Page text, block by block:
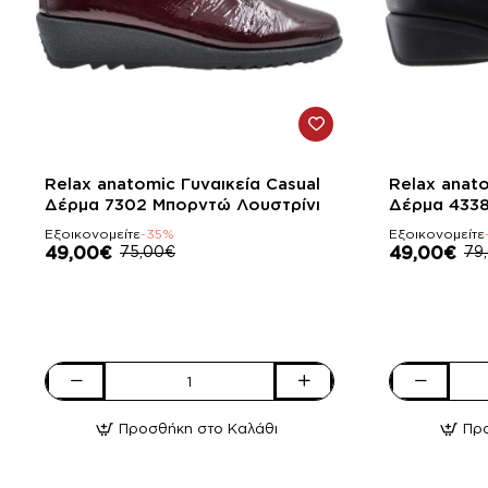
-35%
Relax anatomic Γυναικεία Casual
Δέρμα 7302 Mπορντώ Λουστρίνι
Εξοικονομείτε-35%
49,00€ 75,00€
Relax
ΓυναικείαΠροσθήκη στο Καλάθι
-38%
Relax
Δέρμα
Εξοικονομείτε
49,00€
Relax
Γυναικεία